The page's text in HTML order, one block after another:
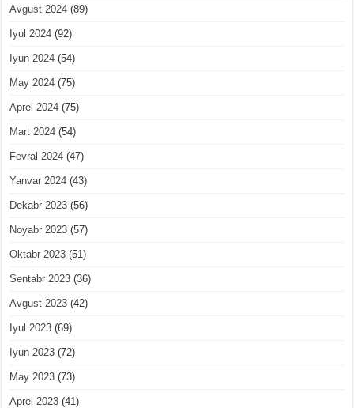
Avgust 2024 (89)
Iyul 2024 (92)
Iyun 2024 (54)
May 2024 (75)
Aprel 2024 (75)
Mart 2024 (54)
Fevral 2024 (47)
Yanvar 2024 (43)
Dekabr 2023 (56)
Noyabr 2023 (57)
Oktabr 2023 (51)
Sentabr 2023 (36)
Avgust 2023 (42)
Iyul 2023 (69)
Iyun 2023 (72)
May 2023 (73)
Aprel 2023 (41)